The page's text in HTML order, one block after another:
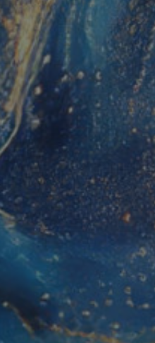
viene utilizzato può essere
buon esempio è mantenere
utente tra le pagine.
1 anno 1
mese
Questo nome di cookie è
Analytics, che è un
servizio di analisi più
Google. Questo cookie
utenti unici assegnando un
casuale come identificatore
richiesta di pagina in un sito
dati di visitatori, sessioni e
analisi dei siti.
1 anno 1
Questo cookie viene
mantenere lo stato della
5 mesi 3
settimane
Questo cookie viene
Script.com per ricordare le
cookie dei visitatori. È
cookie di Cookie-Script.com